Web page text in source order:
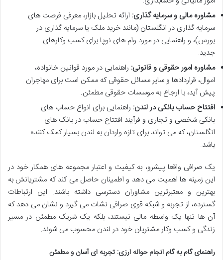
مشاوره مالی و سرمایه گذاری: ارائه تحلیل بازار، معرفی فرصت های
سرمایه گذاری در انگلستان (مانند خرید ملک یا سرمایه گذاری در
بورس)، و راهنمایی در مورد وام های نوپا برای کسب وکارهای
جدید.
مشاوره امور حقوقی و قانونی: راهنمایی در مورد قوانین خانواده،
اموال، قراردادها و سایر مسائل حقوقی که ممکن است برای مهاجران
پیش آید، با ارجاع به موسسات حقوقی مطمئن.
افتتاح حساب بانکی در لندن: راهنمایی برای انواع حساب های
بانکی شخصی و تجاری و فرآیند افتتاح حساب در بانک های
انگلستان، که می تواند برای تازه واردان به لندن بسیار کمک کننده
باشد.
یک صرافی واقعا پیشرو، به کیفیت و اعتبار مجموعه های همکار خود در
این زمینه ها اهمیت می دهد و اطمینان حاصل می کند که مشتریانش به
بهترین و معتبرترین مشاوران دسترسی داشته باشند. این ارتباطات
گسترده، از تجربه و شبکه قوی صرافی نشات می گیرد و نشان می دهد که
آن ها تنها یک واسطه مالی نیستند، بلکه یک شریک مطمئن در مسیر
زندگی و کسب وکار مشتریان خود در لندن محسوب می شوند.
راهنمای گام به گام انجام حواله ارزی: تجربه ای آسان و مطمئن